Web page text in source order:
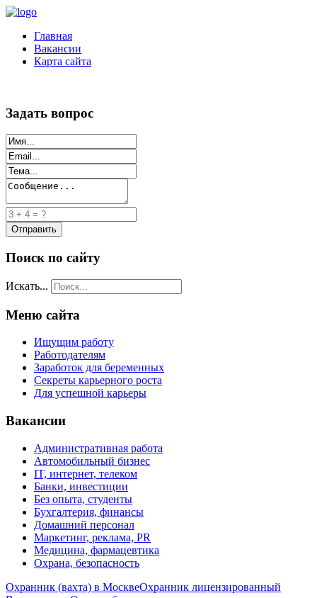
Главная
Вакансии
Карта сайта
Задать вопрос
Поиск по сайту
Искать...
Меню сайта
Ищущим работу
Работодателям
Заработок для беременных
Секреты карьерного роста
Для успешной карьеры
Вакансии
Административная работа
Автомобильный бизнес
IT, интернет, телеком
Банки, инвестиции
Без опыта, студенты
Бухгалтерия, финансы
Домашний персонал
Маркетинг, реклама, PR
Медицина, фармацевтика
Охрана, безопасность
Охранник (вахта) в МосквеОхранник лицензированный